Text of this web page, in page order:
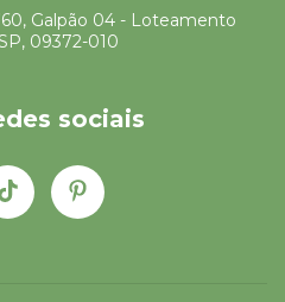
Galpão 04 - Loteamento
09372-010
sociais